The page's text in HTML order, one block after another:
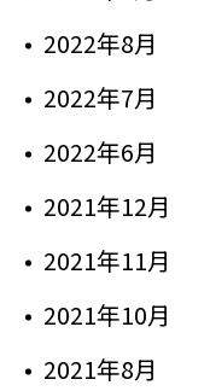
2022年8月
2022年7月
2022年6月
2021年12月
2021年11月
2021年10月
2021年8月